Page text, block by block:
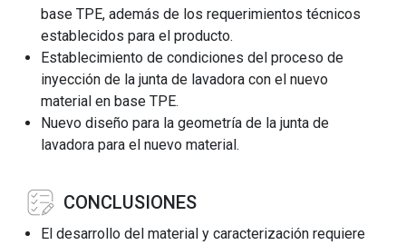
base TPE, además de los requerimientos técnicos
establecidos para el producto.
Establecimiento de condiciones del proceso de
inyección de la junta de lavadora con el nuevo
material en base TPE.
Nuevo diseño para la geometría de la junta de
lavadora para el nuevo material.
CONCLUSIONES
El desarrollo del material y caracterización requiere